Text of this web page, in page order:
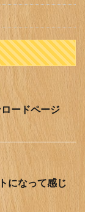
ードページ
になって感じ